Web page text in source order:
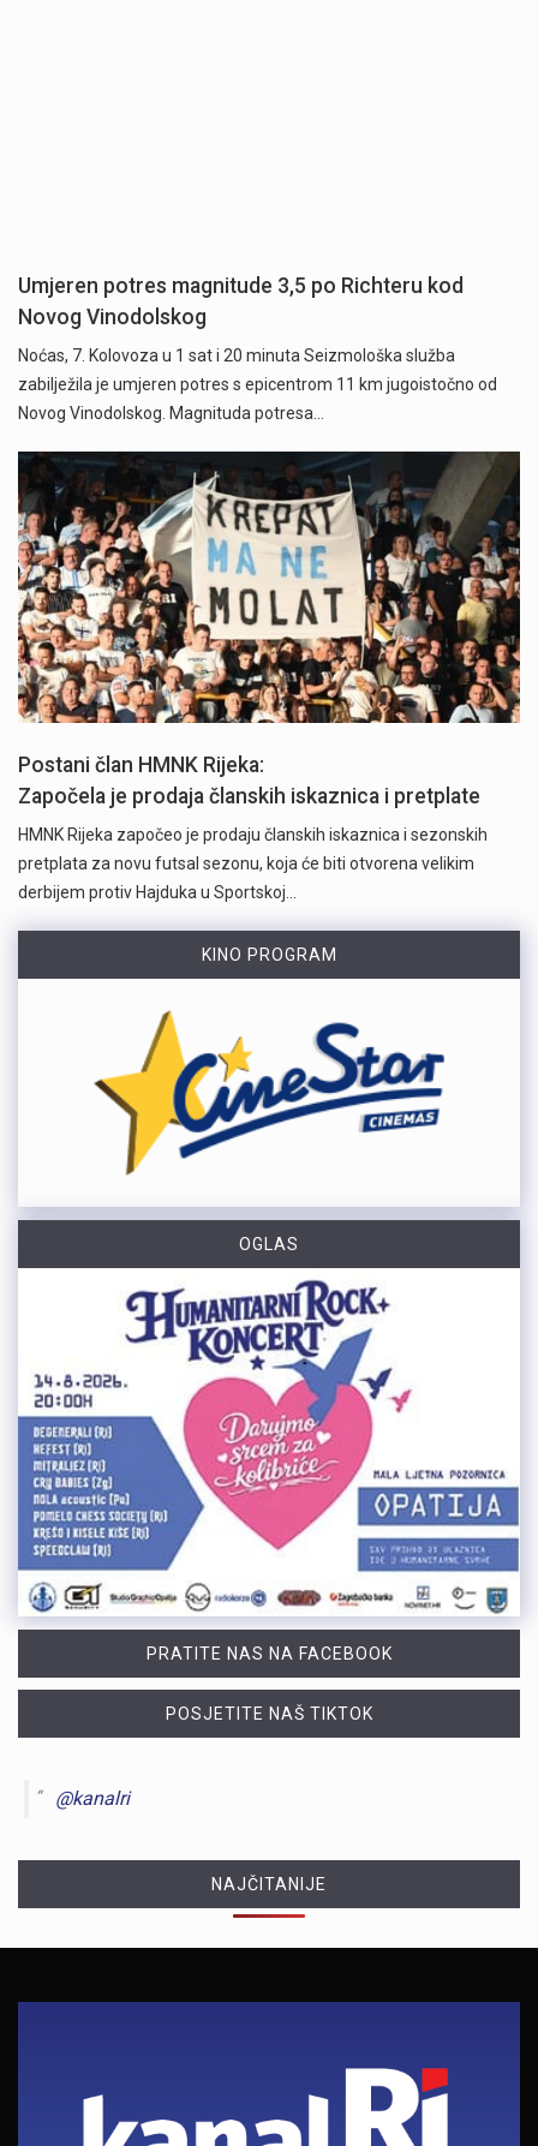
Umjeren potres magnitude 3,5 po Richteru kod
Novog Vinodolskog
Noćas, 7. Kolovoza u 1 sat i 20 minuta Seizmološka služba
zabilježila je umjeren potres s epicentrom 11 km jugoistočno od
Novog Vinodolskog. Magnituda potresa…
Započela je prodaja članskih iskaznica i pretplate" />
Postani član HMNK Rijeka:
Započela je prodaja članskih iskaznica i pretplate
HMNK Rijeka započeo je prodaju članskih iskaznica i sezonskih
pretplata za novu futsal sezonu, koja će biti otvorena velikim
derbijem protiv Hajduka u Sportskoj…
KINO PROGRAM
OGLAS
PRATITE NAS NA FACEBOOK
POSJETITE NAŠ TIKTOK
@kanalri
NAJČITANIJE